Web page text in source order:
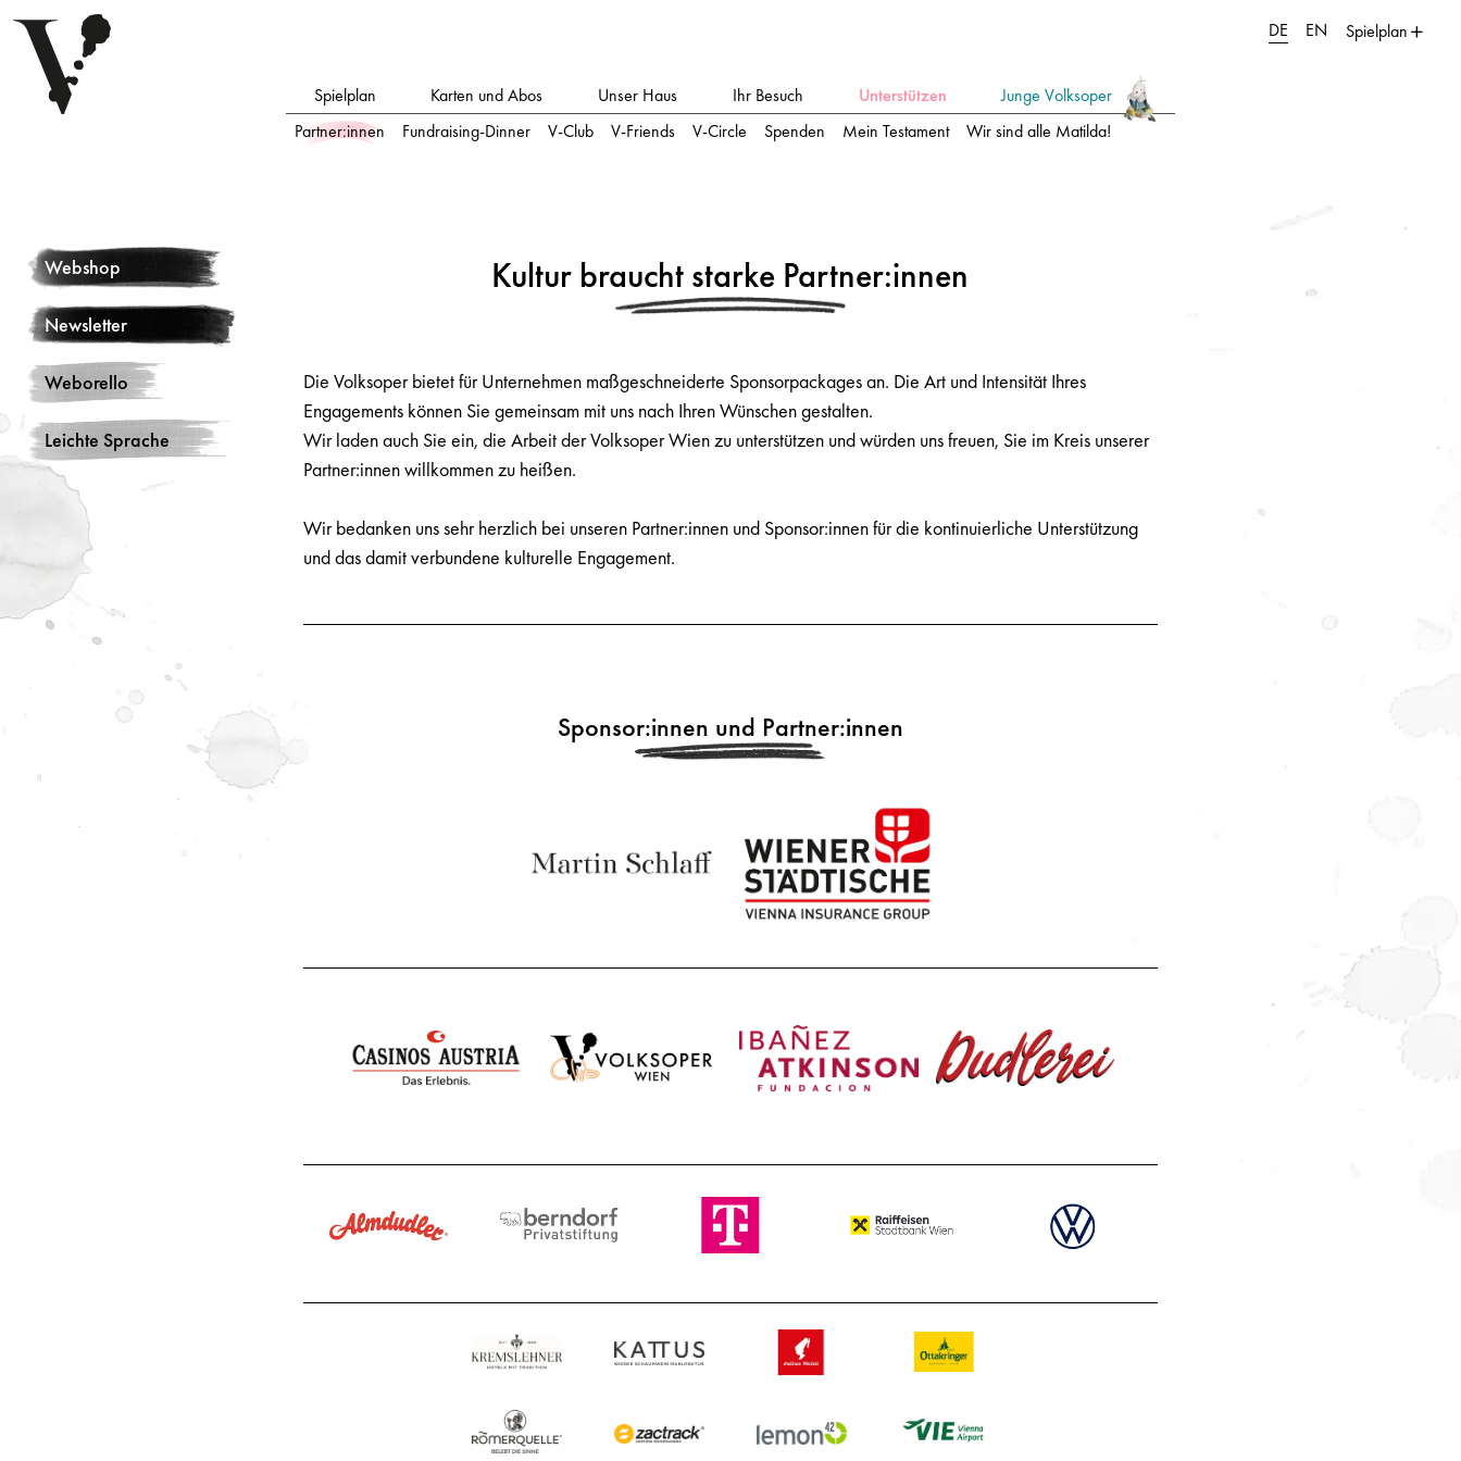
Spielplan Karten und Abos Unser Haus Ihr Besuch
Unterstützen
Partner:innen
Fundraising-Dinner V-Club V-Friends V-Circle Spenden Mein Testament Wir sind alle Matilda!
Junge Volksoper
DE EN Spielplan
Webshop
Newsletter
Weborello
Leichte Sprache
Kultur braucht starke Partner:innen
Die Volksoper bietet für Unternehmen maßgeschneiderte Sponsorpackages an. Die Art und Intensität Ihres
Engagements können Sie gemeinsam mit uns nach Ihren Wünschen gestalten.
Wir laden auch Sie ein, die Arbeit der Volksoper Wien zu unterstützen und würden uns freuen, Sie im Kreis unserer
Partner:innen willkommen zu heißen.
Wir bedanken uns sehr herzlich bei unseren Partner:innen und Sponsor:innen für die kontinuierliche Unterstützung
und das damit verbundene kulturelle Engagement.
Sponsor:innen und Partner:innen